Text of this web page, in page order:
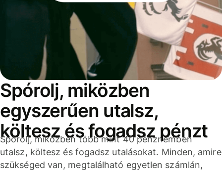
Spórolj, miközben
egyszerűen utalsz,
költesz és fogadsz pénzt
Spórolj, miközben több mint 40 pénznemben
utalsz, költesz és fogadsz utalásokat. Minden, amire
szükséged van, megtalálható egyetlen számlán,